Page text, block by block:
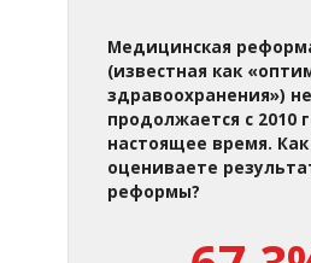
Медицинская
(известная как
здравоохранения»)
продолжается с 2010
настоящее время.
оцениваете
реформы?